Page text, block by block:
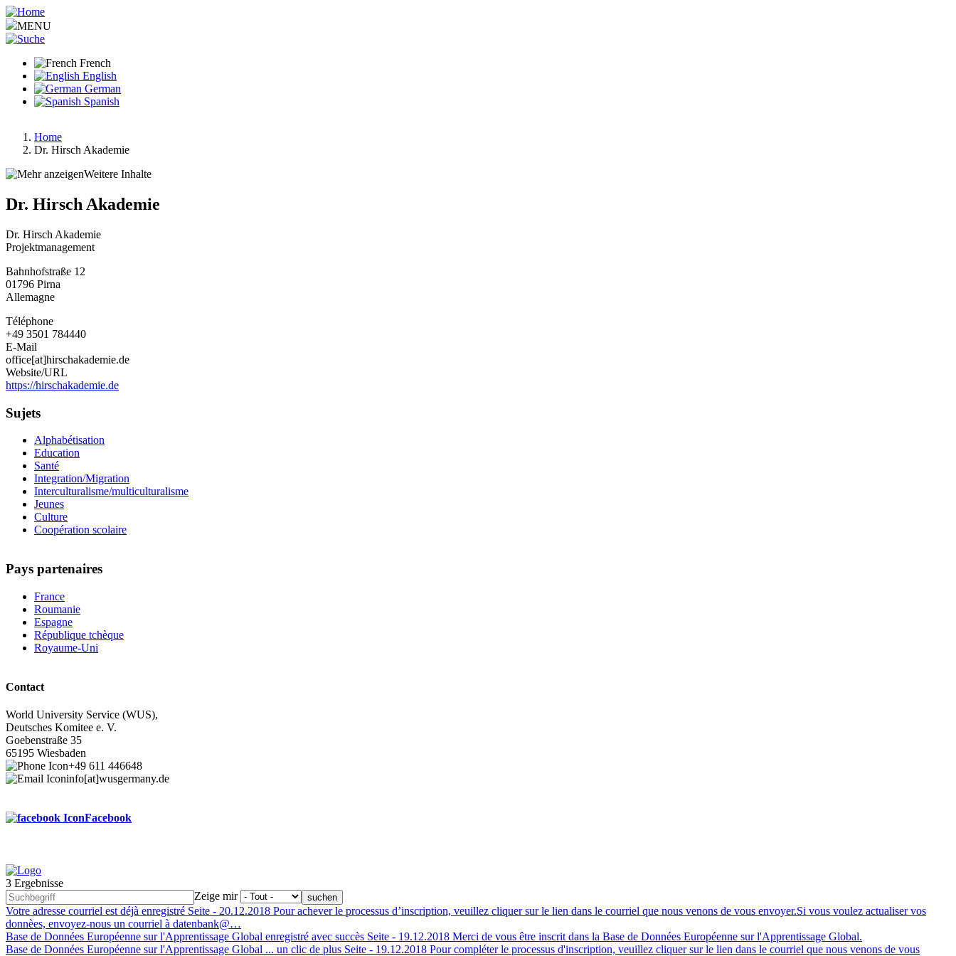
Aller
au
contenu
MENU
French
English
German
Spanish
Fil
d'Ariane
Home
Dr. Hirsch Akademie
Weitere Inhalte
Dr. Hirsch Akademie
Dr. Hirsch Akademie
Projektmanagement
Bahnhofstraße 12
01796 Pirna
Allemagne
Téléphone
+49 3501 784440
E-Mail
office[at]hirschakademie.de
Website/URL
https://hirschakademie.de
Sujets
Alphabétisation
Education
Santé
Integration/Migration
Interculturalisme/multiculturalisme
Jeunes
Culture
Coopération scolaire
Pays partenaires
France
Roumanie
Espagne
République tchèque
Royaume-Uni
Contact
World University Service (WUS),
Deutsches Komitee e. V.
Goebenstraße 35
65195 Wiesbaden
+49 611 446648
info[at]wusgermany.de
Facebook
Footer
menu
3 Ergebnisse
Zeige mir
Votre adresse courriel est déjà enregistré Seite - 20.12.2018 Pour achever le processus d’inscription, veuillez cliquer sur le lien dans le courriel que nous venons de vous envoyer.Si vous voulez actualiser vos
donnèes, envoyez-nous un courriel à datenbank@…
Base de Données Européenne sur l'Apprentissage Global enregistré avec succès Seite - 19.12.2018 Merci de vous être inscrit dans la Base de Données Européenne sur l'Apprentissage Global.
Base de Données Européenne sur l'Apprentissage Global ... un clic de plus Seite - 19.12.2018 Pour compléter le processus d'inscription, veuillez cliquer sur le lien dans le courriel que nous venons de vous